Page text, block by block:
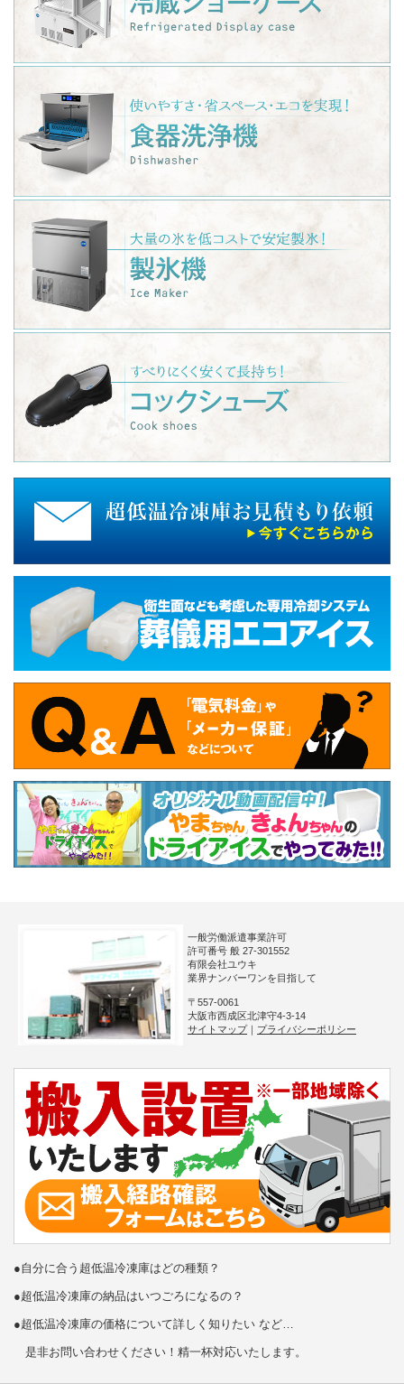
一般労働派遣事業許可
許可番号 般 27-301552
有限会社ユウキ
業界ナンバーワンを目指して
〒557-0061
大阪市西成区北津守4-3-14
サイトマップ｜ プライバシーポリシー
●自分に合う超低温冷凍庫はどの種類？
●超低温冷凍庫の納品はいつごろになるの？
●超低温冷凍庫の価格について詳しく知りたい など…
是非お問い合わせください！精一杯対応いたします。